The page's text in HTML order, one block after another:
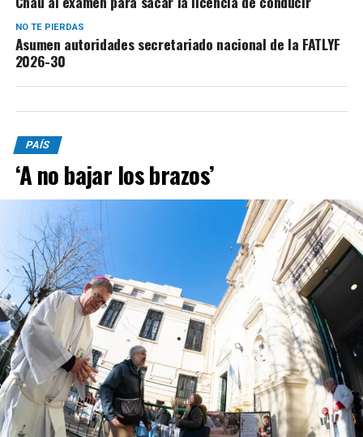
NO TE PIERDAS
Asumen autoridades secretariado nacional de la FATLYF
2026-30
PAÍS
‘A no bajar los brazos’